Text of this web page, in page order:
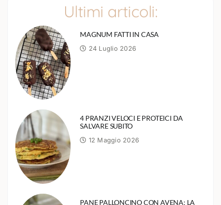
Ultimi articoli:
MAGNUM FATTI IN CASA
24 Luglio 2026
4 PRANZI VELOCI E PROTEICI DA
SALVARE SUBITO
12 Maggio 2026
PANE PALLONCINO CON AVENA: LA